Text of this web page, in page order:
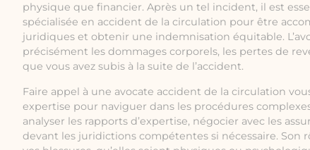
physique que financier. Après un tel incident, il est
spécialisée en accident de la circulation pour être
juridiques et obtenir une indemnisation équitable.
précisément les dommages corporels, les pertes de
que vous avez subis à la suite de l’accident.
Faire appel à une avocate accident de la circulation
expertise pour naviguer dans les procédures
analyser les rapports d’expertise, négocier avec les
devant les juridictions compétentes si nécessaire. Son